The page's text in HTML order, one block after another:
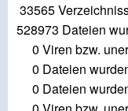
33565
528973 Dateien
0 Viren bzw.
0 Dateien
0 Dateien